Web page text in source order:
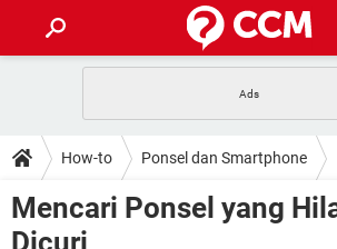
APLIKASI NONTON FILM & SERI RESET
BUAT AKUN TIKTOK APLIKASI
HOW-TO
SAFE MODE ANDROID RESET
KODE RAHASIA NETFLIX
DOWNLOAD
ADOBE PREMIERE PRO
How-to Ponsel dan Smartphone
Mencari Ponsel yang
Dicuri